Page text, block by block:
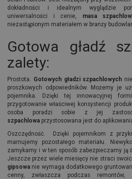
dokładności i idealnym wyglądzie
uniwersalności i cenie,
masa
niezastąpionym materiałem w branży
Gotowa gładź
zalety:
Prostota. Gotowych gładzi szpachlowych
proszkowych odpowiedników. Możemy je
pojemnika. Dzięki tej innowacyjnej
przygotowanie właściwej konsystencji
osoba poradzi sobie z jej
szpachlowa przystosowana jest do
Oszczędność. Dzięki pojemnikom z
marnujemy pozostałego materiału.
zamykamy i w ten sposób zabezpieczamy ją
Jeszcze przez wiele miesięcy nie straci
gipsowa nie wymaga dodatkowego
cenny, zwłaszcza podczas remontów,